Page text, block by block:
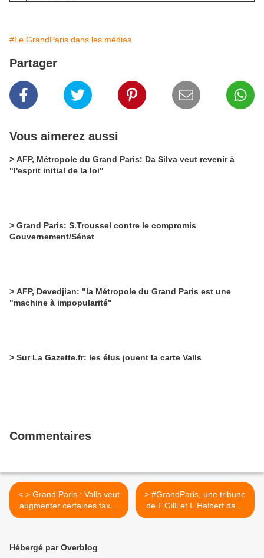
#Le GrandParis dans les médias
Partager
Vous aimerez aussi
> AFP, Métropole du Grand Paris: Da Silva veut revenir à
"l'esprit initial de la loi"
> Grand Paris: S.Troussel contre le compromis
Gouvernement/Sénat
> AFP, Devedjian: "la Métropole du Grand Paris est une
"machine à impopularité"
> Sur La Gazette.fr: les élus jouent la carte Valls
Commentaires
< > Grand Paris : Valls veut
augmenter certaines taxes
pour financer les transports
> #GrandParis, une tribune
de F.Gilli et L.Halbert dans
Le Monde >
Hébergé par Overblog